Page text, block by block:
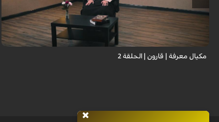
مكيال معرفة | قارون | الحلقة 2